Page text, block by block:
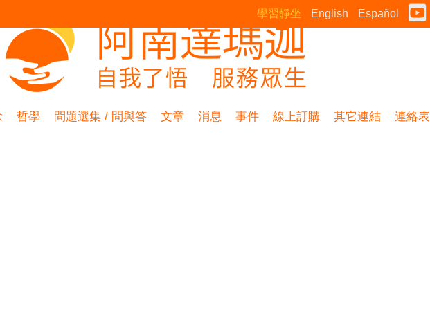
學習靜坐 English Español
哲學 問題選集 / 問與答 文章 消息 事件 線上訂購 其它連結 連絡表